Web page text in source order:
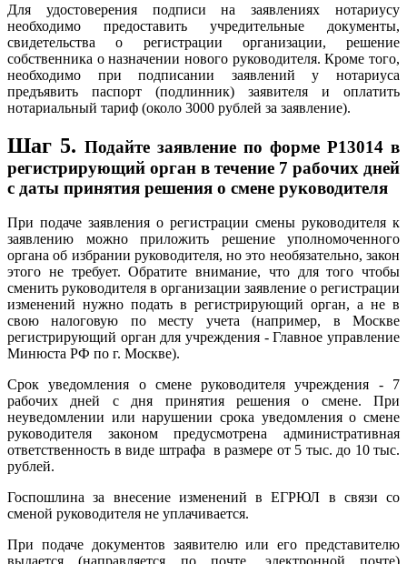
Для удостоверения подписи на заявлениях нотариусу
необходимо предоставить учредительные документы,
свидетельства о регистрации организации, решение
собственника о назначении нового руководителя. Кроме того,
необходимо при подписании заявлений у нотариуса
предъявить паспорт (подлинник) заявителя и оплатить
нотариальный тариф (около 3000 рублей за заявление).
Шаг 5. Подайте заявление по форме P13014 в
регистрирующий орган в течение 7 рабочих дней
с даты принятия решения о смене руководителя
При подаче заявления о регистрации смены руководителя к
заявлению можно приложить решение уполномоченного
органа об избрании руководителя, но это необязательно, закон
этого не требует. Обратите внимание, что для того чтобы
сменить руководителя в организации заявление о регистрации
изменений нужно подать в регистрирующий орган, а не в
свою налоговую по месту учета (например, в Москве
регистрирующий орган для учреждения - Главное управление
Минюста РФ по г. Москве).
Срок уведомления о смене руководителя учреждения - 7
рабочих дней с дня принятия решения о смене. При
неуведомлении или нарушении срока уведомления о смене
руководителя законом предусмотрена административная
ответственность в виде штрафа в размере от 5 тыс. до 10 тыс.
рублей.
Госпошлина за внесение изменений в ЕГРЮЛ в связи со
сменой руководителя не уплачивается.
При подаче документов заявителю или его представителю